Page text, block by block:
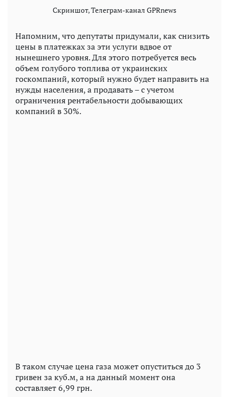
Скриншот, Телеграм-канал GPRnews
Напомним, что депутаты придумали, как снизить
цены в платежках за эти услуги вдвое от
нынешнего уровня. Для этого потребуется весь
объем голубого топлива от украинских
госкомпаний, который нужно будет направить на
нужды населения, а продавать – с учетом
ограничения рентабельности добывающих
компаний в 30%.
В таком случае цена газа может опуститься до 3
гривен за куб.м, а на данный момент она
составляет 6,99 грн.